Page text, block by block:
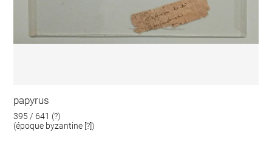
papyrus
395 / 641 (?)
(époque byzantine [?])